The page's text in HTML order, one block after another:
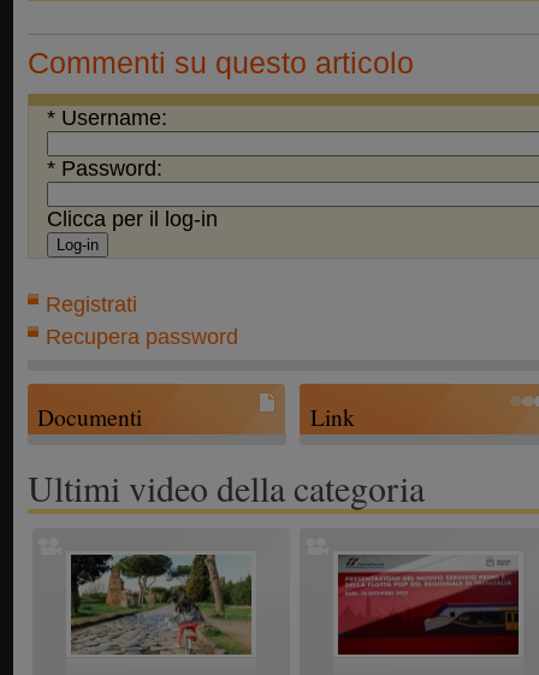
Commenti su questo articolo
* Username:
* Password:
Clicca per il log-in
Registrati
Recupera password
Documenti Link
Ultimi video della categoria